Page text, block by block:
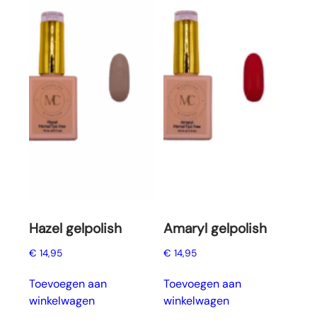
Hazel gelpolish
€ 14,95
Toevoegen aan
winkelwagen
Amaryl gelpolish
€ 14,95
Toevoegen aan
winkelwagen